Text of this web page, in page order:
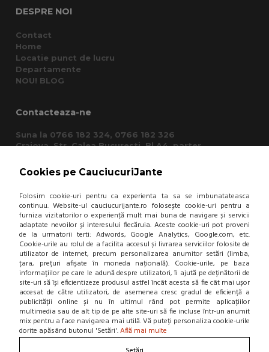
Cookies pe CauciucuriJante
Folosim cookie-uri pentru ca experienta ta sa se imbunatateasca
continuu. Website-ul cauciucurijante.ro folosește cookie-uri pentru a
furniza vizitatorilor o experiență mult mai buna de navigare și servicii
adaptate nevoilor și interesului fiecăruia. Aceste cookie-uri pot proveni
de la urmatorii terti: Adwords, Google Analytics, Google.com, etc.
Cookie-urile au rolul de a facilita accesul și livrarea serviciilor folosite de
utilizator de internet, precum personalizarea anumitor setări (limba,
țara, prețuri afișate în moneda națională). Cookie-urile, pe baza
informațiilor pe care le adună despre utilizatori, îi ajută pe deținătorii de
site-uri să își eficientizeze produsul astfel încât acesta să fie cât mai ușor
accesat de către utilizatori, de asemenea cresc gradul de eficiență a
publicității online și nu în ultimul rând pot permite aplicațiilor
multimedia sau de alt tip de pe alte site-uri să fie incluse într-un anumit
mix pentru a face navigarea mai utilă. Vă puteți personaliza cookie-urile
dorite apăsând butonul 'Setări'.Află mai multe
DESPRE NOI
Contact
Home
Locatie punct de lucru
Departamente
NOU! BLOG
Contacteaza-ne
Suna la 0766 182 324, 0766 182 326
Craiova, Str. Calea Bucuresti, Bl A4, parter
office@cauciucurijante.ro
Fii la curent cu noutatile!